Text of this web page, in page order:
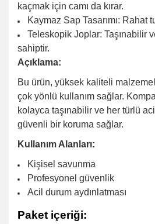
kaçmak için camı da kırar.
Kaymaz Sap Tasarımı: Rahat
Teleskopik Joplar: Taşınabilir
sahiptir.
Açıklama:
Bu ürün, yüksek kaliteli
çok yönlü kullanım sağlar.
kolayca taşınabilir ve her türlü
güvenli bir koruma sağlar.
Kullanım Alanları:
Kişisel savunma
Profesyonel güvenlik
Acil durum aydınlatması
Paket içeriği: